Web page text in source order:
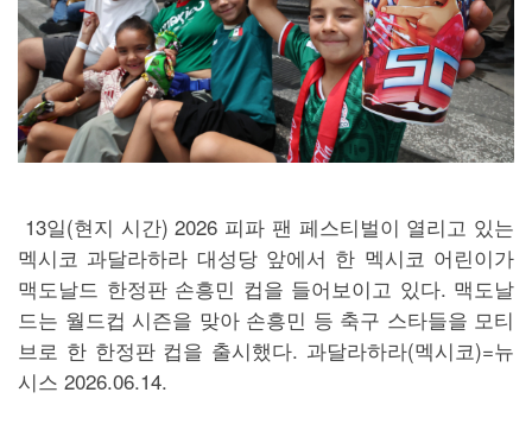
13일(현지 시간) 2026 피파 팬 페스티벌이 열리고 있는
멕시코 과달라하라 대성당 앞에서 한 멕시코 어린이가
맥도날드 한정판 손흥민 컵을 들어보이고 있다. 맥도날
드는 월드컵 시즌을 맞아 손흥민 등 축구 스타들을 모티
브로 한 한정판 컵을 출시했다. 과달라하라(멕시코)=뉴
시스 2026.06.14.